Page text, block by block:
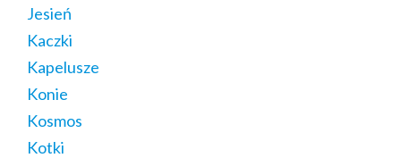
Jesień
Kaczki
Kapelusze
Konie
Kosmos
Kotki